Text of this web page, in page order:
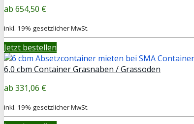
654,50 €
inkl. 19% gesetzlicher MwSt.
Jetzt bestellen
6,0 cbm Container Grasnaben / Grassoden
331,06 €
inkl. 19% gesetzlicher MwSt.